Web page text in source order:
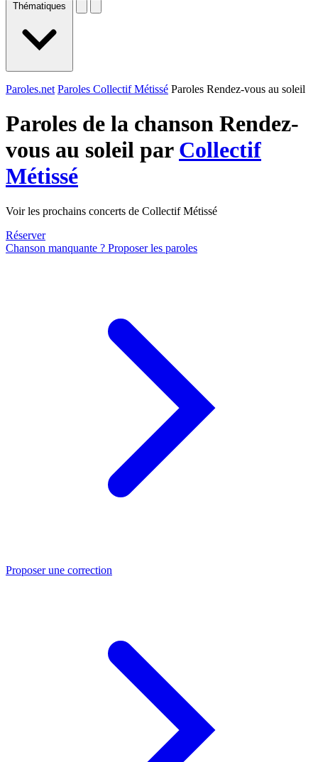
Thématiques
Paroles.net Paroles Collectif Métissé Paroles Rendez-vous au soleil
Paroles de la chanson Rendez-
vous au soleil par Collectif
Métissé
Voir les prochains concerts de Collectif Métissé
Réserver
Chanson manquante ? Proposer les paroles
Proposer une correction